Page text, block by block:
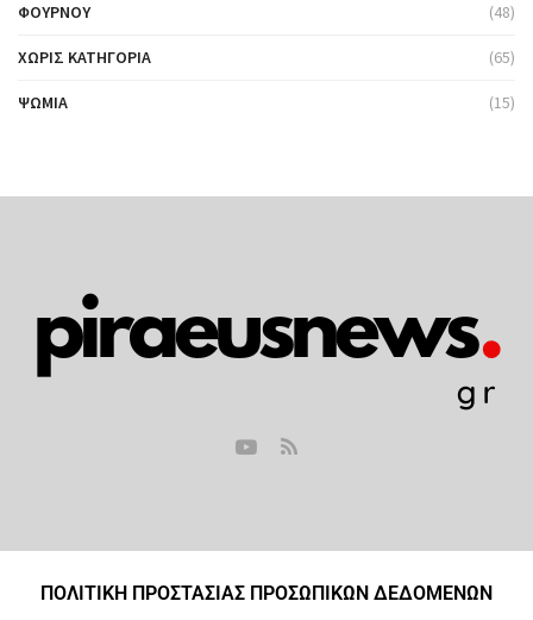
ΦΟΎΡΝΟΥ (48)
ΧΩΡΊΣ ΚΑΤΗΓΟΡΊΑ (65)
ΨΩΜΙΆ (15)
ΠΟΛΙΤΙΚΗ ΠΡΟΣΤΑΣΙΑΣ ΠΡΟΣΩΠΙΚΩΝ ΔΕΔΟΜΕΝΩΝ